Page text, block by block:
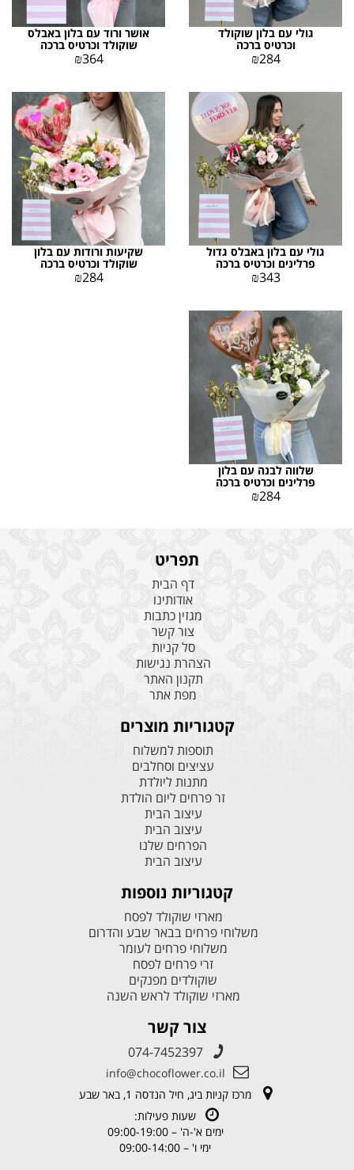
גולי עם בלון שוקולד
וכרטיס ברכה
₪284
אושר ורוד עם בלון באבלס
שוקולד וכרטיס ברכה
₪364
גולי עם בלון באבלס גדול
פרלינים וכרטיס ברכה
₪343
שקיעות ורודות עם בלון
שוקולד וכרטיס ברכה
₪284
שלווה לבנה עם בלון
פרלינים וכרטיס ברכה
₪284
תפריט
דף הבית
אודותינו
מגזין כתבות
צור קשר
סל קניות
הצהרת נגישות
תקנון האתר
מפת אתר
קטגוריות מוצרים
תוספות למשלוח
עציצים וסחלבים
מתנות ליולדת
זר פרחים ליום הולדת
עיצוב הבית
עיצוב הבית
הפרחים שלנו
עיצוב הבית
קטגוריות נוספות
מארזי שוקולד לפסח
משלוחי פרחים בבאר שבע והדרום
משלוחי פרחים לעומר
זרי פרחים לפסח
שוקולדים מפנקים
מארזי שוקולד לראש השנה
צור קשר
074-7452397
info@chocoflower.co.il
מרכז קניות ביג, חיל הנדסה 1, באר שבע
שעות פעילות:
ימים א'-ה' – 09:00-19:00
ימי ו' – 09:00-14:00